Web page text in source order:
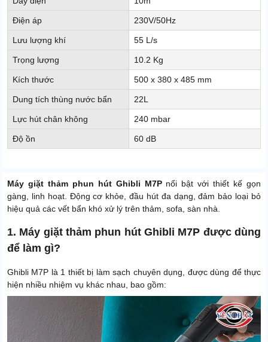
Điện áp 230V/50Hz
Lưu lượng khí 55 L/s
Trọng lượng 10.2 Kg
Kích thước 500 x 380 x 485 mm
Dung tích thùng nước bẩn 22L
Lực hút chân không 240 mbar
Độ ồn 60 dB
Máy giặt thảm phun hút Ghibli M7Pnổi bật với thiết kế gọn
gàng, linh hoạt. Động cơ khỏe, đầu hút đa dạng, đảm bảo loại bỏ
hiệu quả các vết bẩn khó xử lý trên thảm, sofa, sàn nhà.
1. Máy giặt thảm phun hút Ghibli M7P được dùng
để làm gì?
Ghibli M7P là 1 thiết bị làm sạch chuyên dụng, được dùng để thực
hiện nhiều nhiệm vụ khác nhau, bao gồm: